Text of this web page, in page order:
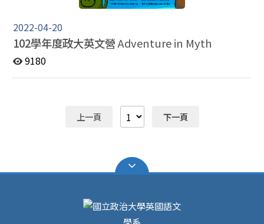
2022-04-20
102學年度政大英文營Adventure in Myth
9180
上一頁 下一頁